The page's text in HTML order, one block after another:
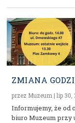
ZMIANA
przez Muzeum |lip 30,
Informujemy, że od
biuro Muzeum przy